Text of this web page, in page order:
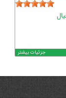
جزئیات بیشتر